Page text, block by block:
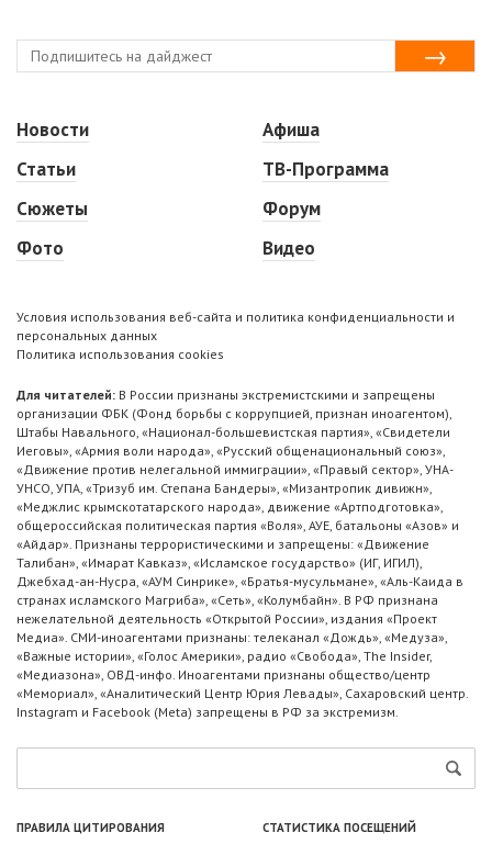
Новости
Статьи
Сюжеты
Фото
Афиша
ТВ-Программа
Форум
Видео
Условия использования веб-сайта и политика конфиденциальности и
персональных данных
Политика использования cookies
Для читателей: В России признаны экстремистскими и запрещены
организации ФБК (Фонд борьбы с коррупцией, признан иноагентом),
Штабы Навального, «Национал-большевистская партия», «Свидетели
Иеговы», «Армия воли народа», «Русский общенациональный союз»,
«Движение против нелегальной иммиграции», «Правый сектор», УНА-
УНСО, УПА, «Тризуб им. Степана Бандеры», «Мизантропик дивижн»,
«Меджлис крымскотатарского народа», движение «Артподготовка»,
общероссийская политическая партия «Воля», АУЕ, батальоны «Азов» и
«Айдар». Признаны террористическими и запрещены: «Движение
Талибан», «Имарат Кавказ», «Исламское государство» (ИГ, ИГИЛ),
Джебхад-ан-Нусра, «АУМ Синрике», «Братья-мусульмане», «Аль-Каида в
странах исламского Магриба», «Сеть», «Колумбайн». В РФ признана
нежелательной деятельность «Открытой России», издания «Проект
Медиа». СМИ-иноагентами признаны: телеканал «Дождь», «Медуза»,
«Важные истории», «Голос Америки», радио «Свобода», The Insider,
«Медиазона», ОВД-инфо. Иноагентами признаны общество/центр
«Мемориал», «Аналитический Центр Юрия Левады», Сахаровский центр.
Instagram и Facebook (Metа) запрещены в РФ за экстремизм.
ПРАВИЛА ЦИТИРОВАНИЯ СТАТИСТИКА ПОСЕЩЕНИЙ